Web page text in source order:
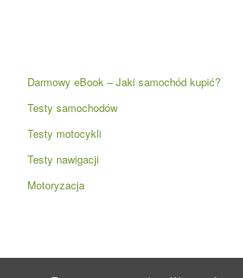
Darmowy eBook – Jaki samochód kupić?
Testy samochodów
Testy motocykli
Testy nawigacji
Motoryzacja